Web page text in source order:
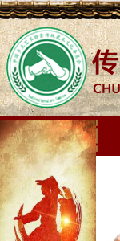
网站首页